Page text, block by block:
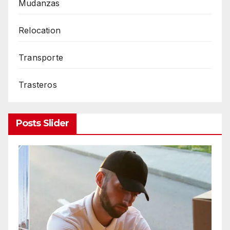
Mudanzas
Relocation
Transporte
Trasteros
Posts Slider